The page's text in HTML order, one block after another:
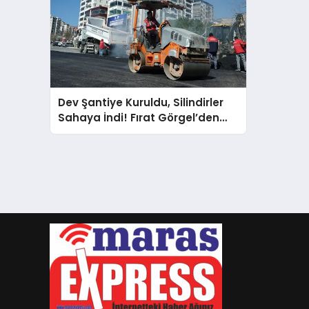
Dev Şantiye Kuruldu, Silindirler
Sahaya İndi! Fırat Görgel’den
Tarihi Hamle: 11 Noktada Birden